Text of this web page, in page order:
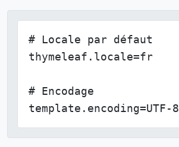
# Locale par défaut
thymeleaf.locale=fr
# Encodage
template.encoding=UTF-8